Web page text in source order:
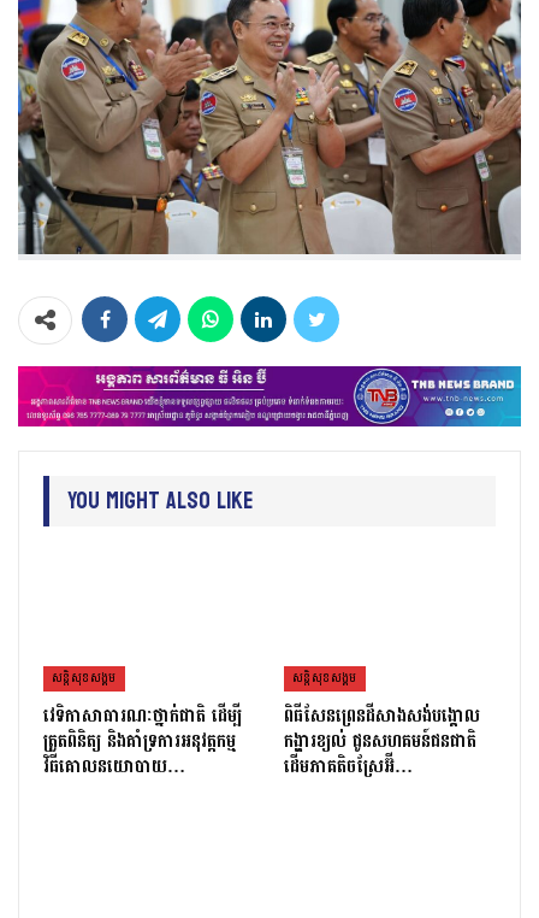
You Might Also Like
សន្តិសុខសង្គម
វេទិកាសាធារណៈថ្នាក់ជាតិ ដើម្បី
ត្រួតពិនិត្យ និងគាំទ្រការអនុវត្តកម្ម
វិធីគោលនយោបាយ…
សន្តិសុខសង្គម
ពិធីសែនព្រេនដីសាងសង់បង្គោល
កង្ហារខ្យល់ ជូនសហគមន៍ជនជាតិ
ដើមភាគតិចស្រែអ៊ី…